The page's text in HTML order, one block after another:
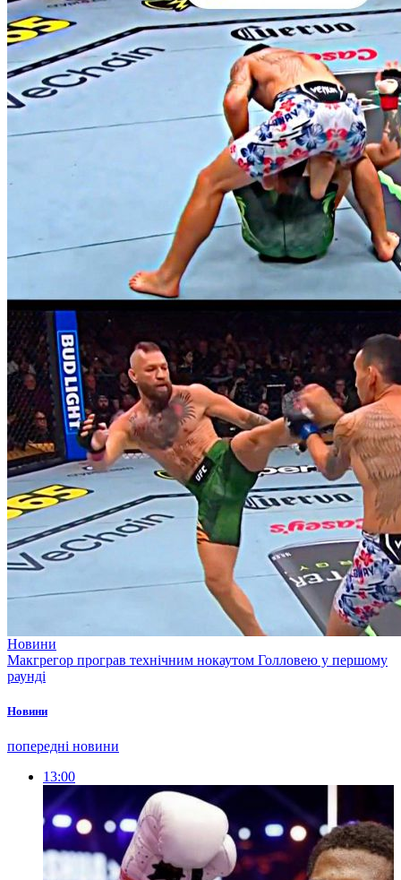
Новини
Макгрегор програв технічним нокаутом Голловею у першому
раунді
Новини
попередні новини
13:00